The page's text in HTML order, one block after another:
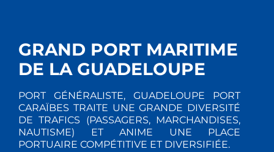
GRAND PORT MARITIME
DE LA GUADELOUPE
PORT GÉNÉRALISTE, GUADELOUPE PORT
CARAÏBES TRAITE UNE GRANDE DIVERSITÉ
DE TRAFICS (PASSAGERS, MARCHANDISES,
NAUTISME) ET ANIME UNE PLACE
PORTUAIRE COMPÉTITIVE ET DIVERSIFIÉE.